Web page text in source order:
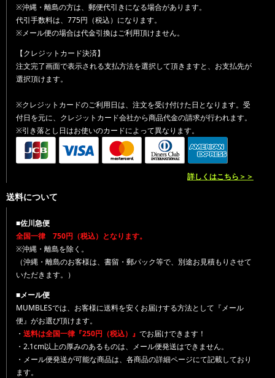
※沖縄・離島の方は、郵便代引きになる場合があります。
代引手数料は、775円（税込）になります。
※メール便の場合は代金引換はご利用頂けません。
【クレジットカード決済】
注文完了画面で表示される支払方法を選択して頂きますと、お支払先が
選択頂けます。
※クレジットカードのご利用日は、注文を受け付けた日となります。受
付日を元に、クレジットカード会社から商品代金の請求が行われます。
※引き落とし日はお使いのカードによって異なります。
詳しくはこちら＞＞
送料について
■佐川急便
全国一律 750円（税込）となります。
※沖縄・離島を除く。
（沖縄・離島のお客様は、書留・郵パック等で、別途お見積もりさせて
いただきます。）
■メール便
MUMBLESでは、お客様に送料を安くお届けする方法として『メール
便』がお選び頂けます。
・ 送料は全国一律『250円（税込）』 でお届けできます！
・2.1cm以上の厚みのあるものは、メール便発送はできません。
・メール便発送が可能な商品は、各商品の詳細ページにて記載しており
ます。